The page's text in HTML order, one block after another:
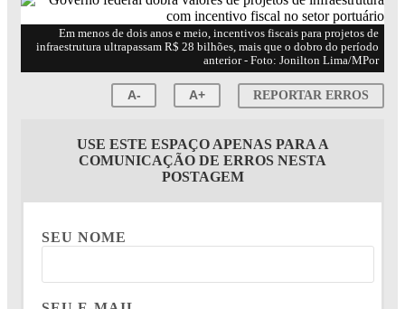
Em menos de dois anos e meio, incentivos fiscais para projetos de
infraestrutura ultrapassam R$ 28 bilhões, mais que o dobro do período
anterior - Foto: Jonilton Lima/MPor
A- A+ REPORTAR ERROS
USE ESTE ESPAÇO APENAS PARA A
COMUNICAÇÃO DE ERROS NESTA
POSTAGEM
SEU NOME